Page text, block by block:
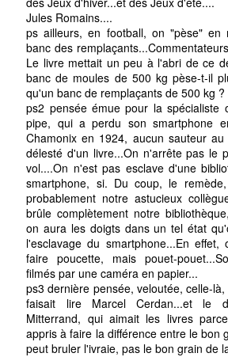
Jules Romains....
ps ailleurs, en football, on "pèse" en
banc des
Le livre mettait un peu à l'abri de ce
banc de moules de 500 kg pèse-t-il
qu'un banc de remplaçants de 500 kg ?
ps2 pensée émue pour la spécialiste
pipe, qui a perdu son smartphone
Chamonix en 1924, aucun sauteur
délesté d'un livre...On n'arrête pas le
vol....On n'est pas esclave d'une
smartphone, si. Du coup, le
probablement notre astucieux
brûle complètement notre
on aura les doigts dans un tel état
l'esclavage du smartphone...En
faire poucette, mais pouet-
filmés par une caméra en papier...
ps3 dernière pensée, veloutée, celle-
faisait lire Marcel Cerdan...et le
Mitterrand, qui aimait les livres
appris à faire la différence entre le bon
peut bruler l'ivraie, pas le bon grain de